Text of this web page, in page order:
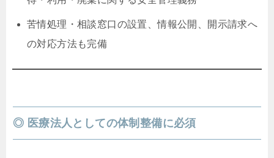
苦情処理・相談窓口の設置、情報公開、開示請求へ
の対応方法も完備
◎ 医療法人としての体制整備に必須